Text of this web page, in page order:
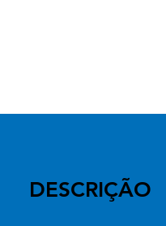
DESCRIÇÃO